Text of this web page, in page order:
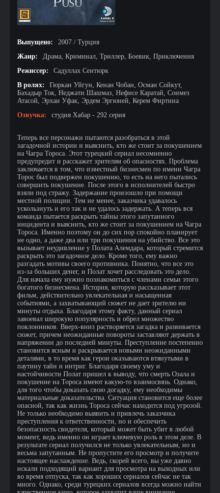
Выпущено:
2007 / Турция
Жанр:
Драма, Криминал, Триллер, Боевик, Приключения
Режиссер:
Садуллах Сентюрк
В ролях:
Гюркан Уйгун, Кенан Чобан, Осман Сойкут,
Бахадыр Ток, Неджати Шашмаз, Нефисе Каратай, Сонмез
Атасой, Эрхан Уфак, Эрдем Эргюней, Керем Фиртина
Озвучка:
студия Хабар - 292 серия
Теперь все персонажи пытаются разобраться в этой
загадочной истории и выяснить, кто же стоит за покушением
на Чагра Тороса. Этот турецкий сериал несомненно
предупредит и расскажет зрителям об опасностях. Проблема
заключается в том, что известный бизнесмен по имени Чагра
Торос был подвержен покушению, то есть на него пытались
совершить покушение. После этого в исполнителей быстро
взяли под стражу. Задержание произошло при помощи
местной полиции. Тем не менее, заказчика удавалось
ускользнуть и его так и не удалось задержать. А теперь вся
команда пытается раскрыть тайны этого запутанного
инцидента и выяснить, кто же стоит за покушением на Чагра
Тороса. Именно поэтому он до сих пор спокойно планирует
не одно, а даже два или три покушения на убийство. Все это
вызывает неудивление у Полата Алемдара, который стремится
раскрыть это загадочное дело. Кроме того, ему важно
разгадать мотивы своего противника. Понятно, что все это
из-за больших денег, и Полат хочет расследовать это дело.
Для начала ему нужно познакомиться с членами семьи этого
богатого бизнесмена. История, которую рассказывает этот
фильм, действительно увлекательная и насыщенная
событиями, а захватывающий сюжет не дает зрителю ни
минуты отдыха. Благодаря этому факту, данный сериал
завоевал широкую популярность и обрел множество
поклонников. Вверх-вниз растворяется загадка и развивается
сюжет, причем неожиданные повороты заставляют держать в
напряжении до последней минуты. Преступление постепенно
становится ясным и раскрывается новыми неожиданными
деталями, в то время как герои оказываются втянутыми в
паутину тайн и интриг. Благодаря своему уму и
настойчивости Полат пришел к выводу, что смерть Озала и
покушение на Тороса имеют какую-то взаимосвязь. Однако,
для того чтобы доказать свою догадку, ему необходимы
материальные доказательства. Ситуация становится еще более
опасной, так как жизнь Тороса сейчас находится под угрозой.
Не только необходимо выявить и привлечь заказчика
преступления к ответственности, но и обеспечить
безопасность свидетеля, который может быть убит в любой
момент, ведь именно он играет ключевую роль в этом деле. В
результате сериал получился не только увлекательным, но и
весьма запутанным. Не пропустите его просмотр и получите
настоящее наслаждение. Ведь, скорей всего, вы уже давно
искали подходящий вариант для просмотра на выходных или
во время отпуска, так как хороших сериалов сейчас не так
много. Однако, среди турецких сериалов всегда можно найти